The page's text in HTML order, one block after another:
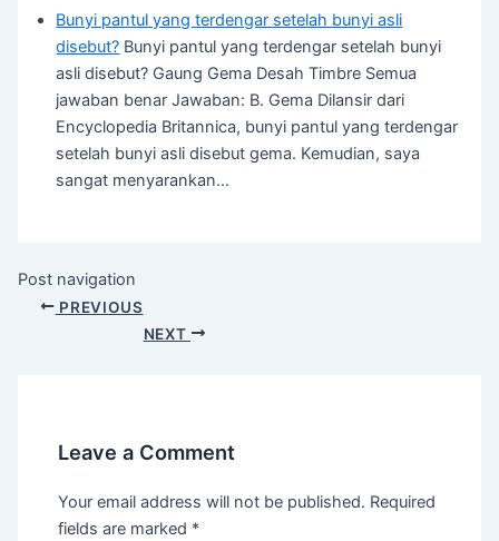
Bunyi pantul yang terdengar setelah bunyi asli
disebut? Bunyi pantul yang terdengar setelah bunyi
asli disebut? Gaung Gema Desah Timbre Semua
jawaban benar Jawaban: B. Gema Dilansir dari
Encyclopedia Britannica, bunyi pantul yang terdengar
setelah bunyi asli disebut gema. Kemudian, saya
sangat menyarankan…
Post navigation
PREVIOUS
NEXT
Leave a Comment
Your email address will not be published. Required
fields are marked *